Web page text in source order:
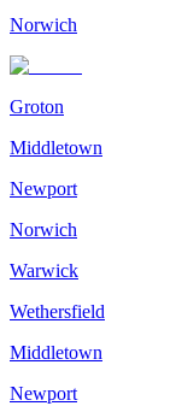
Norwich
Groton
Middletown
Newport
Norwich
Warwick
Wethersfield
Middletown
Newport